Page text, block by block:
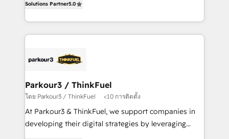
of experience and quality of skilled staff has earned
them a trusted reputation within the HubSpot
Program, HubSpot.
Integrations, Custom AI agents and AI-ready Website
Design With over 15 years of experience, we help
companies bridge the gap between marketing, sales,
data hygiene, and tailored HubSpot solutions. Our
a global consultancy with the care and agility of a
boutique firm. At Triario, we’re big enough to deliver
but small enough to listen. Our Services: HubSpot
implementations & data migration Custom AI agents
Solutions Partner5.0
Parkour3 / ThinkFuel
โดย Parkour3 / ThinkFuel <10 การติดตั้ง
At Parkour3 & ThinkFuel, we support companies in
developing their digital strategies by leveraging